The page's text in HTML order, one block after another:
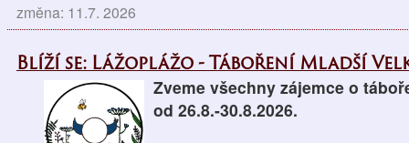
změna: 11.7. 2026
Blíží se: Lážoplážo - Táboření Mladší
Zveme všechny zájemce o
od 26.8.-30.8.2026.